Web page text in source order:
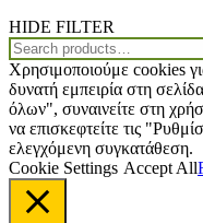
HIDE FILTER
Search
for:
Χρησιμοποιούμε cookies
δυνατή εμπειρία στη
όλων", συναινείτε στη
να επισκεφτείτε τις
ελεγχόμενη συγκατάθεση.
Cookie Settings Accept All